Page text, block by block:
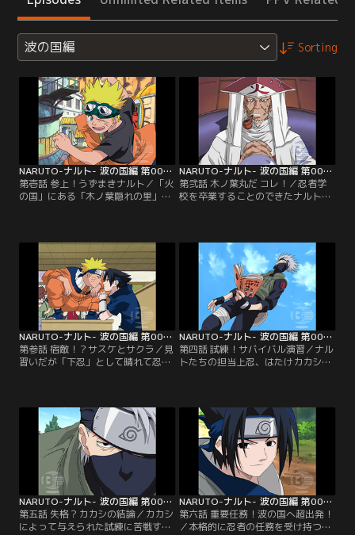
波の国編 Sorting
NARUTO-ナルト- 波の国編 第001話
第壱話 参上！うずまきナルト／「火
の国」にある「木ノ葉隠れの里」
もイタズラばかり。そして、またし
ても卒業試験に落第してしまう。そ
んなある日、初代火影が残した「封
印の書」が盗まれるという事件が発
生した。その犯人はナルトだった
が…。【提供：バンダイチャンネ
NARUTO-ナルト- 波の国編 第002話
第弐話 木ノ葉丸だ コレ！／忍者学
校を卒業することのできたナルトは
として特別扱いしなかったナルトを
木ノ葉丸は「親分」と呼び、勝手に
後をついてまわるようになる。木ノ
葉丸は今すぐにでも火影になってみ
んなに認められたいと考えていた
が…。【提供：バンダイチャンネ
NARUTO-ナルト- 波の国編 第003話
第参話 宿敵！？サスケとサクラ／見
習いだが「下忍」として晴れて忍者
春野サクラとうちはサスケ。ナルト
はサクラにゾッコンだが、肝心のサ
クラはサスケに夢中だ。しかもサス
ケは、見た目だけでなく実力もピカ
イチのエリート。おもしろくないナ
ルトは…。【提供：バンダイチャン
ネル】
NARUTO-ナルト- 波の国編 第004話
第四話 試練！サバイバル演習／ナル
トたちの担当上忍、はたけカカシが
にひっかかってしまうほどのトロく
ささ。だが、カカシが厳しい試練を
ナルトたちに言いわたす。それは三
人のうち一人しか合格できないとい
われている「サバイバル演習」だっ
た…。【提供：バンダイチャンネ
NARUTO-ナルト- 波の国編 第005話
第五話 失格？カカシの結論／カカシ
によって与えられた試練に苦戦する
NARUTO-ナルト- 波の国編 第006話
第六話 重要任務！波の国へ超出発！
／本格的に忍者の任務を受け持つこ